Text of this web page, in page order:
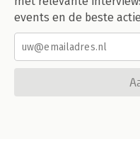
events en de beste